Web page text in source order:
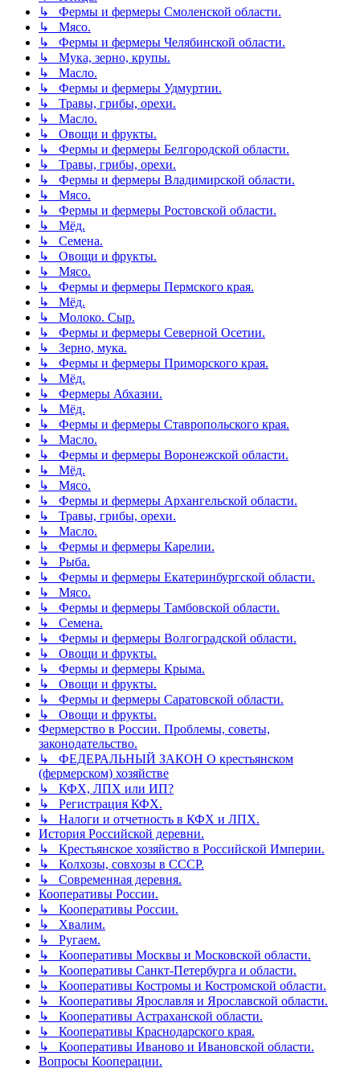
↳ Фермы и фермеры Смоленской области.
↳ Мясо.
↳ Фермы и фермеры Челябинской области.
↳ Мука, зерно, крупы.
↳ Масло.
↳ Фермы и фермеры Удмуртии.
↳ Травы, грибы, орехи.
↳ Масло.
↳ Овощи и фрукты.
↳ Фермы и фермеры Белгородской области.
↳ Травы, грибы, орехи.
↳ Фермы и фермеры Владимирской области.
↳ Мясо.
↳ Фермы и фермеры Ростовской области.
↳ Мёд.
↳ Семена.
↳ Овощи и фрукты.
↳ Мясо.
↳ Фермы и фермеры Пермского края.
↳ Мёд.
↳ Молоко. Сыр.
↳ Фермы и фермеры Северной Осетии.
↳ Зерно, мука.
↳ Фермы и фермеры Приморского края.
↳ Мёд.
↳ Фермеры Абхазии.
↳ Мёд.
↳ Фермы и фермеры Ставропольского края.
↳ Масло.
↳ Фермы и фермеры Воронежской области.
↳ Мёд.
↳ Мясо.
↳ Фермы и фермеры Архангельской области.
↳ Травы, грибы, орехи.
↳ Масло.
↳ Фермы и фермеры Карелии.
↳ Рыба.
↳ Фермы и фермеры Екатеринбургской области.
↳ Мясо.
↳ Фермы и фермеры Тамбовской области.
↳ Семена.
↳ Фермы и фермеры Волгоградской области.
↳ Овощи и фрукты.
↳ Фермы и фермеры Крыма.
↳ Овощи и фрукты.
↳ Фермы и фермеры Саратовской области.
↳ Овощи и фрукты.
Фермерство в России. Проблемы, советы,
законодательство.
↳ ФЕДЕРАЛЬНЫЙ ЗАКОН О крестьянском
(фермерском) хозяйстве
↳ КФХ, ЛПХ или ИП?
↳ Регистрация КФХ.
↳ Налоги и отчетность в КФХ и ЛПХ.
История Российской деревни.
↳ Крестьянское хозяйство в Российской Империи.
↳ Колхозы, совхозы в СССР.
↳ Современная деревня.
Кооперативы России.
↳ Кооперативы России.
↳ Хвалим.
↳ Ругаем.
↳ Кооперативы Москвы и Московской области.
↳ Кооперативы Санкт-Петербурга и области.
↳ Кооперативы Костромы и Костромской области.
↳ Кооперативы Ярославля и Ярославской области.
↳ Кооперативы Астраханской области.
↳ Кооперативы Краснодарского края.
↳ Кооперативы Иваново и Ивановской области.
Вопросы Кооперации.